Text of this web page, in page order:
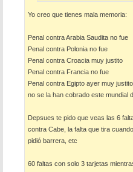
Yo creo que tienes mala memoria:
Penal contra Arabia Saudita no fue
Penal contra Polonia no fue
Penal contra Croacia muy justito
Penal contra Francia no fue
Penal contra Egipto ayer muy
no se la han cobrado este mundial
Depsues te pido que veas las 6
contra Cabe, la falta que tira
pidió barrera, etc
60 faltas con solo 3 tarjetas